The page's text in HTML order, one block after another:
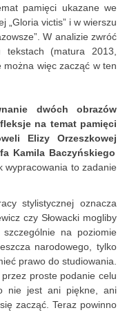
pamięci ukazane we
„Gloria victis” i w wierszu
W analizie zwróć
(matura 2013,
można więc zacząć w ten
dwóch obrazów
na temat pamięci
Elizy Orzeszkowej
Kamila Baczyńskiego
wypracowania to zadanie
stylistycznej oznacza
czy Słowacki mogliby
na poziomie
narodowego, tylko
prawo do studiowania.
proste podanie celu
nie jest ani piękne, ani
zacząć. Teraz powinno